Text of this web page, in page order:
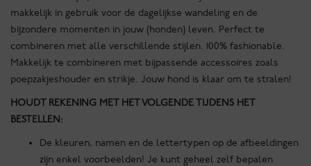
makkelijk in gebruik voor de dagelijkse wandeling en de
bijzondere momenten in jouw (honden) leven. Perfect te
combineren met alle verschillende stijlen. 100% fashionable.
Makkelijk te combineren met bijpassende accessoires zoals
poepzakjeshouder en strikje. Jouw hond is klaar om te stralen!
HOUDT REKENING MET HET VOLGENDE TIJDENS HET
BESTELLEN:
De kleuren, namen en de lettertypen op de afbeeldingen
zijn enkel voorbeelden! Je kunt geheel zelf bepalen